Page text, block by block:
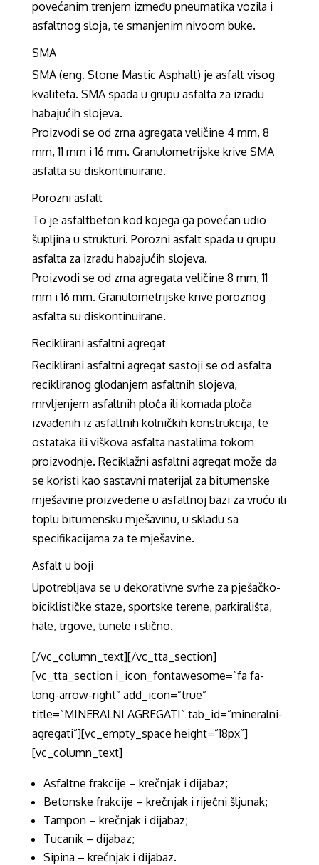
povećanim trenjem između pneumatika vozila i
asfaltnog sloja, te smanjenim nivoom buke.
SMA
SMA (eng. Stone Mastic Asphalt) je asfalt visog
kvaliteta. SMA spada u grupu asfalta za izradu
habajućih slojeva.
Proizvodi se od zrna agregata veličine 4 mm, 8
mm, 11 mm i 16 mm. Granulometrijske krive SMA
asfalta su diskontinuirane.
Porozni asfalt
To je asfaltbeton kod kojega ga povećan udio
šupljina u strukturi. Porozni asfalt spada u grupu
asfalta za izradu habajućih slojeva.
Proizvodi se od zrna agregata veličine 8 mm, 11
mm i 16 mm. Granulometrijske krive poroznog
asfalta su diskontinuirane.
Reciklirani asfaltni agregat
Reciklirani asfaltni agregat sastoji se od asfalta
recikliranog glodanjem asfaltnih slojeva,
mrvljenjem asfaltnih ploča ili komada ploča
izvađenih iz asfaltnih kolničkih konstrukcija, te
ostataka ili viškova asfalta nastalima tokom
proizvodnje. Reciklažni asfaltni agregat može da
se koristi kao sastavni materijal za bitumenske
mješavine proizvedene u asfaltnoj bazi za vruću ili
toplu bitumensku mješavinu, u skladu sa
specifikacijama za te mješavine.
Asfalt u boji
Upotrebljava se u dekorativne svrhe za pješačko-
biciklističke staze, sportske terene, parkirališta,
hale, trgove, tunele i slično.
[/vc_column_text][/vc_tta_section]
[vc_tta_section i_icon_fontawesome=”fa fa-
long-arrow-right” add_icon=”true”
title=”MINERALNI AGREGATI” tab_id=”mineralni-
agregati”][vc_empty_space height=”18px”]
[vc_column_text]
Asfaltne frakcije – krečnjak i dijabaz;
Betonske frakcije – krečnjak i riječni šljunak;
Tampon – krečnjak i dijabaz;
Tucanik – dijabaz;
Sipina – krečnjak i dijabaz.